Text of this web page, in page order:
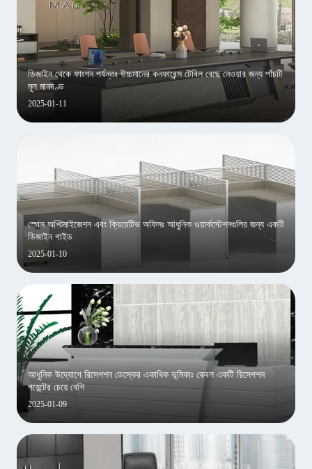
2025-01-11
ডিজাইন থেকে ফাংশন পর্যন্তঃ উচ্চমানের কনফারেন্স টেবিল বেছে নেওয়ার জন্য পাঁচটি
মূল মানদণ্ড
2025-01-10
স্পেস অপ্টিমাইজেশন এবং ক্রিয়েটিভ অফিসঃ আধুনিক ওয়ার্কস্টেশনগুলির জন্য একটি
ডিজাইন গাইড
2025-01-09
আধুনিক উদ্যোগে রিসেপশন ডেস্কের একাধিক ভূমিকাঃ কেবল একটি রিসেপশন
পয়েন্টের চেয়ে বেশি